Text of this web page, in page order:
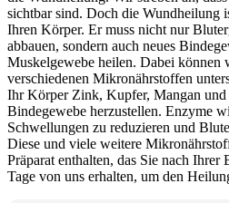
sichtbar sind. Doch die Wundheilung
Ihren Körper. Er muss nicht nur
abbauen, sondern auch neues
Muskelgewebe heilen. Dabei
verschiedenen Mikronährstoffen
Ihr Körper Zink, Kupfer, Mangan und
Bindegewebe herzustellen. Enzyme
Schwellungen zu reduzieren und
Diese und viele weitere
Präparat enthalten, das Sie nach
Tage von uns erhalten, um den